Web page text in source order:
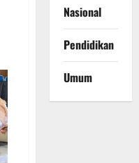
Nasional
Pendidikan
Umum